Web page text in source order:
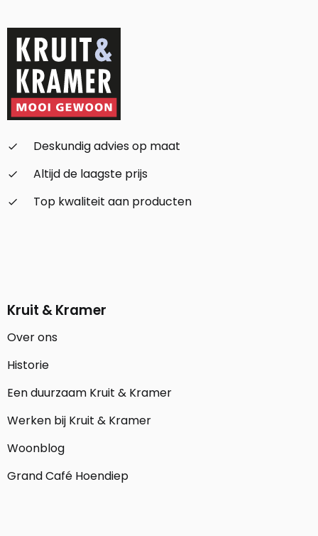
check_small
Deskundig advies op maat
check_small
Altijd de laagste prijs
check_small
Top kwaliteit aan producten
Kruit & Kramer
Over ons
Historie
Een duurzaam Kruit & Kramer
Werken bij Kruit & Kramer
Woonblog
Grand Café Hoendiep